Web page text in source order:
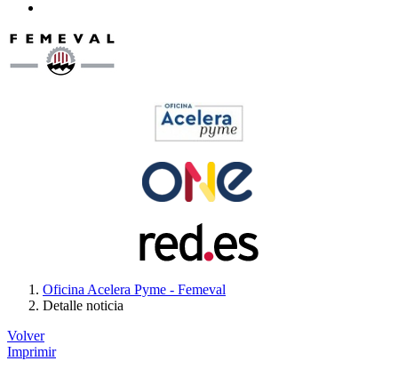
Oficina Acelera Pyme - Femeval
Detalle noticia
Volver
Imprimir